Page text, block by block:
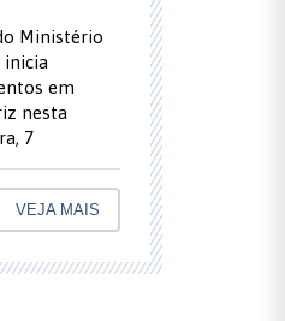
Ministério
inicia
em
nesta
7
VEJA MAIS